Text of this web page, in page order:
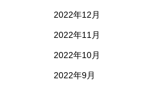
2022年12月
2022年11月
2022年10月
2022年9月